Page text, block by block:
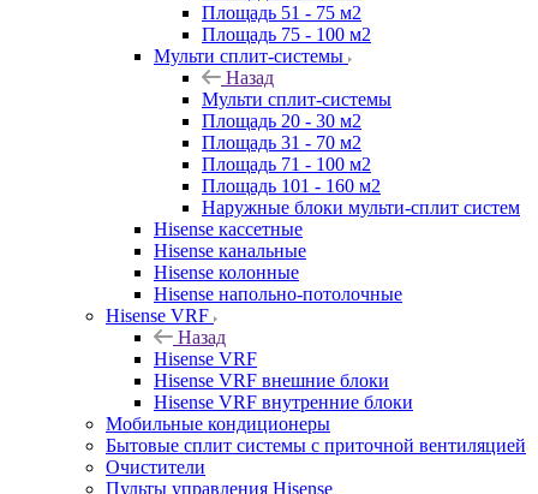
Площадь 51 - 75 м2
Площадь 75 - 100 м2
Мульти сплит-системы
Назад
Мульти сплит-системы
Площадь 20 - 30 м2
Площадь 31 - 70 м2
Площадь 71 - 100 м2
Площадь 101 - 160 м2
Наружные блоки мульти-сплит систем
Hisense кассетные
Hisense канальные
Hisense колонные
Hisense напольно-потолочные
Hisense VRF
Назад
Hisense VRF
Hisense VRF внешние блоки
Hisense VRF внутренние блоки
Мобильные кондиционеры
Бытовые сплит системы с приточной вентиляцией
Очистители
Пульты управления Hisense